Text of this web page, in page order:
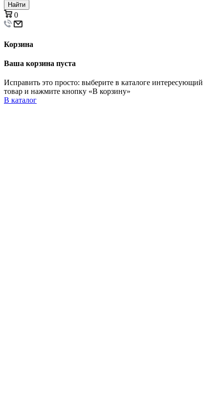
Найти
0
Корзина
Ваша корзина пуста
Исправить это просто: выберите в каталоге интересующий
товар и нажмите кнопку «В корзину»
В каталог